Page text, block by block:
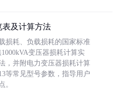
表及计算方法
损耗、负载损耗的国家标准
1000kVA变压器损耗计算实
，并附电力变压器损耗计算
等常见型号参数，指导用户
。